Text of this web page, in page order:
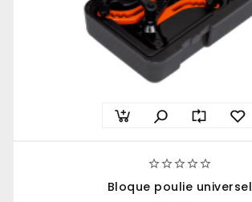

Bloque poulie universel